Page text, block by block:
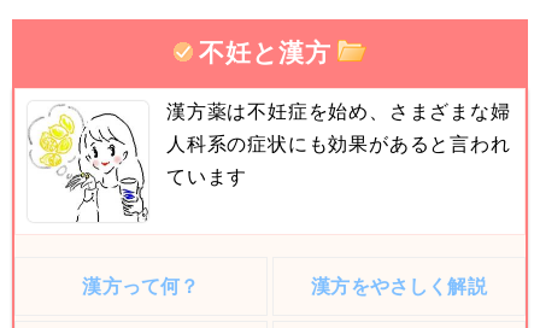
不妊と漢方
漢方薬は不妊症を始め、さまざまな婦
人科系の症状にも効果があると言われ
ています
漢方って何？ 漢方をやさしく解説